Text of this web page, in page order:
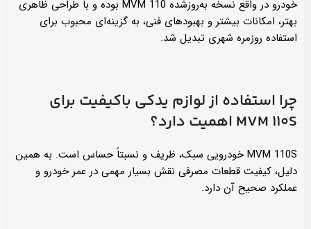
خودرو در واقع نسخه به‌روزشده MVM 110 بوده و با طراحی ظاهری
بهتر، امکانات بیشتر و بهبودهای فنی، به گزینه‌ای محبوب برای
استفاده روزمره شهری تبدیل شد.
چرا استفاده از لوازم یدکی باکیفیت برای
MVM 110S اهمیت دارد؟
MVM 110S خودرویی سبک، ظریف و نسبتاً حساس است. به همین
دلیل، کیفیت قطعات مصرفی نقش بسیار مهمی در عمر خودرو و
عملکرد صحیح آن دارد.